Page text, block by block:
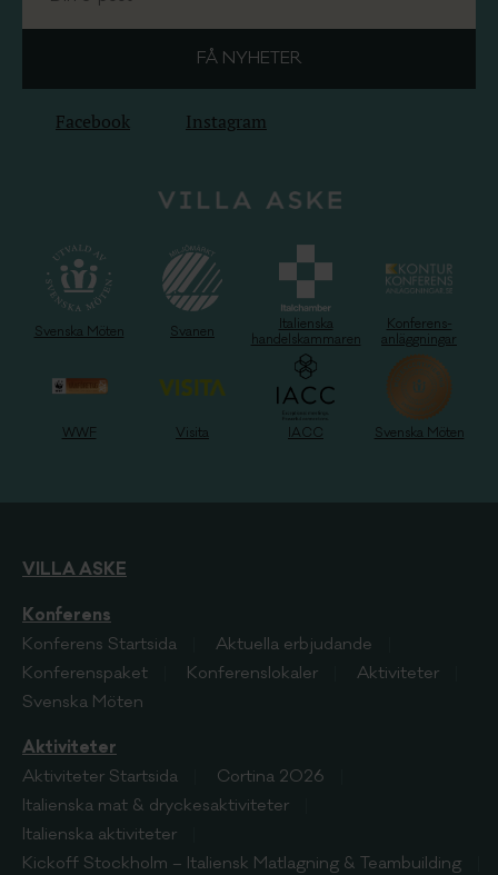
Facebook Instagram
Svenska Möten Svanen
Italienska
handelskammaren
Konferens-
anläggningar
WWF Visita IACC Svenska Möten
VILLA ASKE
Konferens
Konferens Startsida
Aktuella erbjudande
Konferenspaket
Konferenslokaler
Aktiviteter
Svenska Möten
Aktiviteter
Aktiviteter Startsida
Cortina 2026
Italienska mat & dryckesaktiviteter
Italienska aktiviteter
Kickoff Stockholm – Italiensk Matlagning & Teambuilding